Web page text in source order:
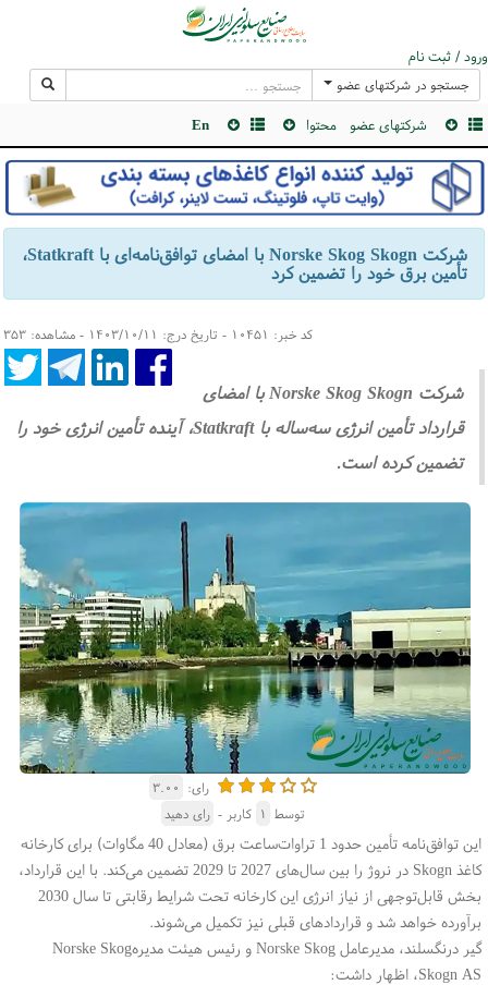
ورود / ثبت نام
جستجو در شرکتهای عضو
شرکتهای عضو محتوا En
شرکت Norske Skog Skogn با امضای توافق‌نامه‌ای با Statkraft،
تأمین برق خود را تضمین کرد
کد خبر: ۱۰۴۵۱ - تاریخ درج: ۱۴۰۳/۱۰/۱۱ - مشاهده: ۳۵۳
شرکت Norske Skog Skogn با امضای
قرارداد تأمین انرژی سه‌ساله با Statkraft، آینده تأمین انرژی خود را
تضمین کرده است.
رای: ۳.۰۰
توسط ۱ کاربر - رای دهید
این توافق‌نامه تأمین حدود 1 تراوات‌ساعت برق (معادل 40 مگاوات) برای کارخانه
کاغذSkogn
در نروژ را بین سال‌های 2027 تا 2029 تضمین می‌کند. با این قرارداد،
بخش قابل‌توجهی از نیاز انرژی این کارخانه تحت شرایط رقابتی تا سال 2030
برآورده خواهد شد و قراردادهای قبلی نیز تکمیل می‌شوند.
گیر درنگسلند، مدیرعاملNorske Skogو رئیس هیئت مدیرهNorske Skog
Skogn AS، اظهار داشت: